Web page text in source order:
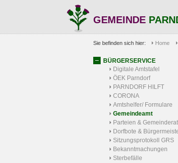
GEMEINDE
Sie befinden sich hier: Home
BÜRGERSERVICE
Digitale Amtstafel
ÖEK Parndorf
PARNDORF HILFT
CORONA
Amtshelfer/ Formulare
Gemeindeamt
Parteien & Gemeinderat
Dorfbote &
Sitzungsprotokoll GRS
Bekanntmachungen
Sterbefälle